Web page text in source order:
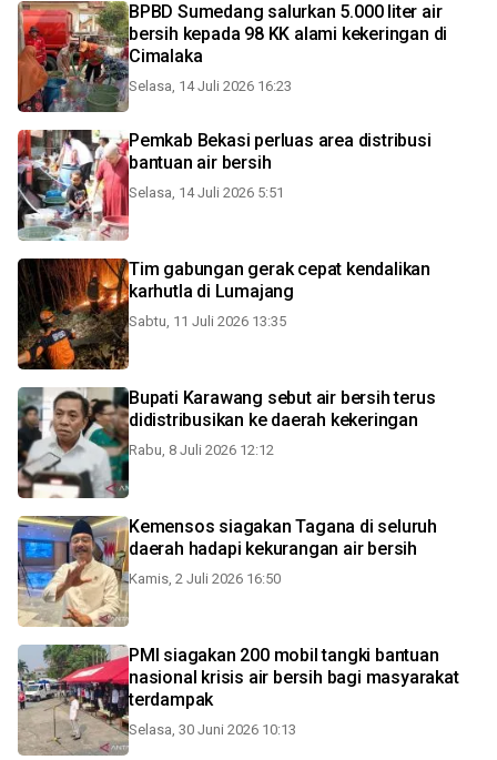
BPBD Sumedang salurkan 5.000 liter air
bersih kepada 98 KK alami kekeringan di
Cimalaka
Selasa, 14 Juli 2026 16:23
Pemkab Bekasi perluas area distribusi
bantuan air bersih
Selasa, 14 Juli 2026 5:51
Tim gabungan gerak cepat kendalikan
karhutla di Lumajang
Sabtu, 11 Juli 2026 13:35
Bupati Karawang sebut air bersih terus
didistribusikan ke daerah kekeringan
Rabu, 8 Juli 2026 12:12
Kemensos siagakan Tagana di seluruh
daerah hadapi kekurangan air bersih
Kamis, 2 Juli 2026 16:50
PMI siagakan 200 mobil tangki bantuan
nasional krisis air bersih bagi masyarakat
terdampak
Selasa, 30 Juni 2026 10:13